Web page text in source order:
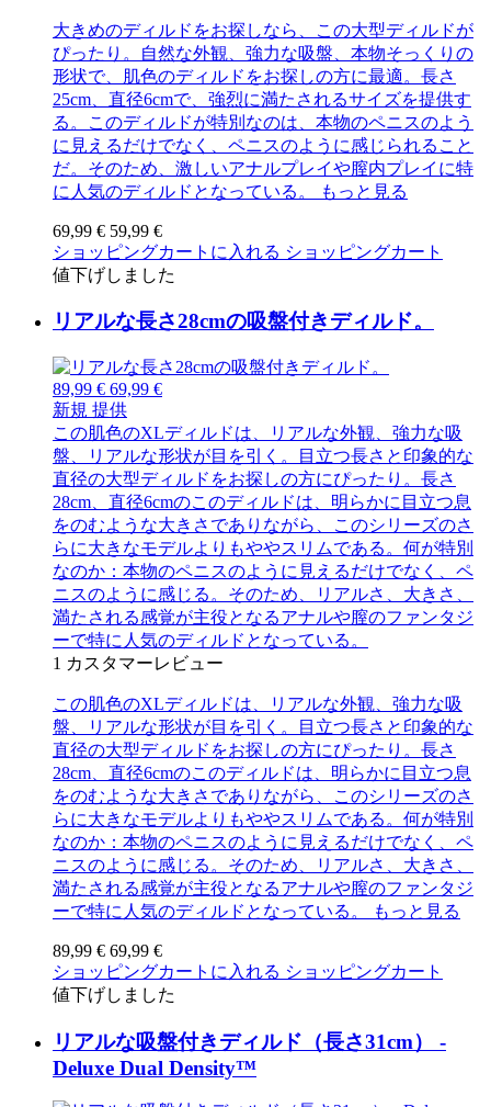
大きめのディルドをお探しなら、この大型ディルドが
ぴったり。自然な外観、強力な吸盤、本物そっくりの
形状で、肌色のディルドをお探しの方に最適。長さ
25cm、直径6cmで、強烈に満たされるサイズを提供す
る。このディルドが特別なのは、本物のペニスのよう
に見えるだけでなく、ペニスのように感じられること
だ。そのため、激しいアナルプレイや膣内プレイに特
に人気のディルドとなっている。
もっと見る
69,99 € 59,99 €
ショッピングカートに入れる ショッピングカート
値下げしました
リアルな長さ28cmの吸盤付きディルド。
89,99 € 69,99 €
新規 提供
この肌色のXLディルドは、リアルな外観、強力な吸
盤、リアルな形状が目を引く。目立つ長さと印象的な
直径の大型ディルドをお探しの方にぴったり。長さ
28cm、直径6cmのこのディルドは、明らかに目立つ息
をのむような大きさでありながら、このシリーズのさ
らに大きなモデルよりもややスリムである。何が特別
なのか：本物のペニスのように見えるだけでなく、ペ
ニスのように感じる。そのため、リアルさ、大きさ、
満たされる感覚が主役となるアナルや膣のファンタジ
ーで特に人気のディルドとなっている。
1 カスタマーレビュー
この肌色のXLディルドは、リアルな外観、強力な吸
盤、リアルな形状が目を引く。目立つ長さと印象的な
直径の大型ディルドをお探しの方にぴったり。長さ
28cm、直径6cmのこのディルドは、明らかに目立つ息
をのむような大きさでありながら、このシリーズのさ
らに大きなモデルよりもややスリムである。何が特別
なのか：本物のペニスのように見えるだけでなく、ペ
ニスのように感じる。そのため、リアルさ、大きさ、
満たされる感覚が主役となるアナルや膣のファンタジ
ーで特に人気のディルドとなっている。
もっと見る
89,99 € 69,99 €
ショッピングカートに入れる ショッピングカート
値下げしました
リアルな吸盤付きディルド（長さ31cm） -
Deluxe Dual Density™